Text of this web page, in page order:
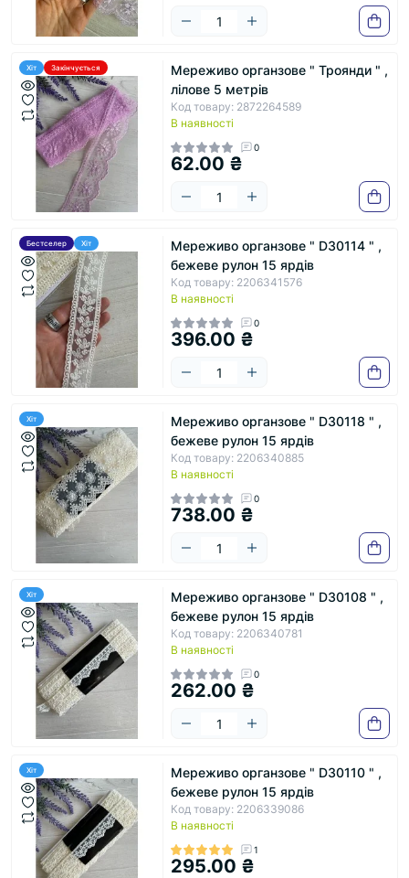
Хіт Закінчується
Мереживо органзове " Троянди " ,
лілове 5 метрів
Код товару: 2872264589
В наявності
0
62.00 ₴
Бестселер Хіт
Мереживо органзове " D30114 " ,
бежеве рулон 15 ярдів
Код товару: 2206341576
В наявності
0
396.00 ₴
Хіт
Мереживо органзове " D30118 " ,
бежеве рулон 15 ярдів
Код товару: 2206340885
В наявності
0
738.00 ₴
Хіт
Мереживо органзове " D30108 " ,
бежеве рулон 15 ярдів
Код товару: 2206340781
В наявності
0
262.00 ₴
Хіт
Мереживо органзове " D30110 " ,
бежеве рулон 15 ярдів
Код товару: 2206339086
В наявності
1
295.00 ₴